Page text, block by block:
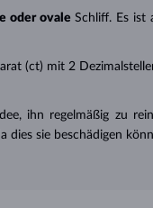
oder ovale Schliff. Es ist
(ct) mit 2
ihn regelmäßig zu
sie beschädigen